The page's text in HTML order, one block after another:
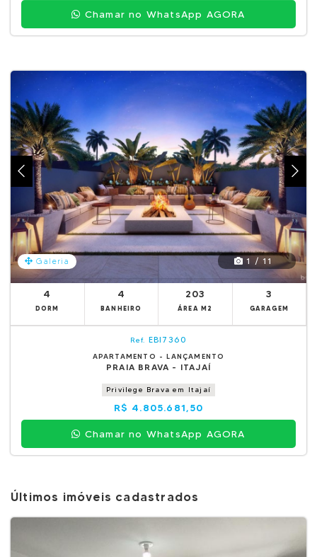
Chamar no WhatsApp AGORA
Galeria 1 / 11
4
DORM
4
BANHEIRO
203
ÁREA M2
3
GARAGEM
Ref. EBI7360
APARTAMENTO - LANÇAMENTO
PRAIA BRAVA - ITAJAÍ
Privilege Brava em Itajaí
R$ 4.805.681,50
Chamar no WhatsApp AGORA
Últimos imóveis cadastrados